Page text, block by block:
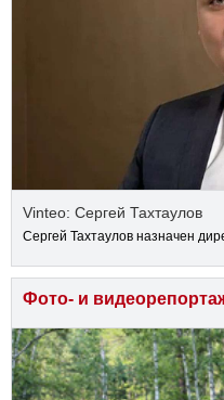
Vinteo: Сергей Тахтаулов
Сергей Тахтаулов назначен
Фото- и